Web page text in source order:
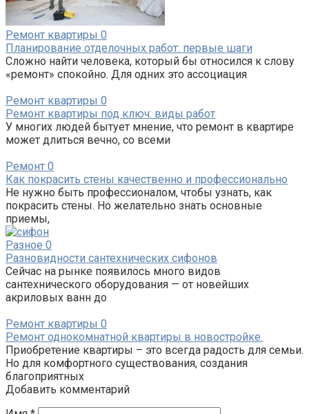
Ремонт квартиры 0
Планирование отделочных работ: первые шаги
Сложно найти человека, который бы относился к слову
«ремонт» спокойно. Для одних это ассоциация
Ремонт квартиры 0
Ремонт квартиры под ключ: виды работ
У многих людей бытует мнение, что ремонт в квартире
может длиться вечно, со всеми
Ремонт 0
Как покрасить стены качественно и профессионально
Не нужно быть профессионалом, чтобы узнать, как
покрасить стены. Но желательно знать основные
приемы,
Разное 0
Разновидности сантехнических сифонов
Сейчас на рынке появилось много видов
сантехнического оборудования — от новейших
акриловых ванн до
Ремонт квартиры 0
Ремонт однокомнатной квартиры в новостройке.
Приобретение квартиры – это всегда радость для семьи.
Но для комфортного существования, создания
благоприятных
Добавить комментарий